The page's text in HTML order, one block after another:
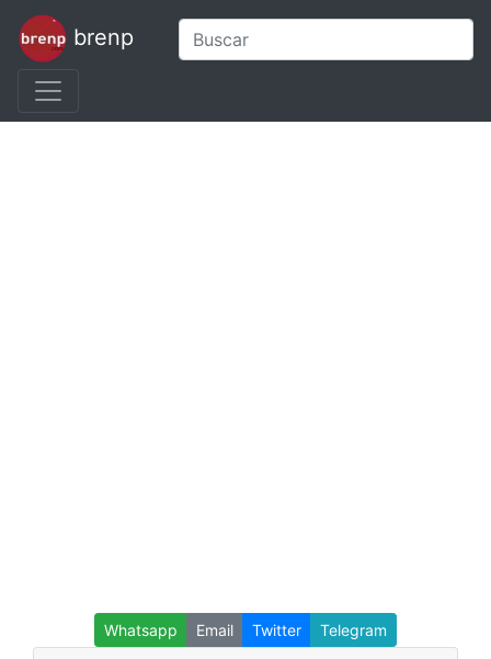
brenp
Whatsapp Email Twitter Telegram